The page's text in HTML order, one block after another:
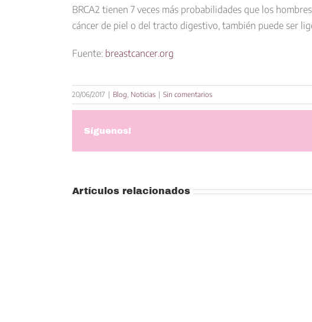
BRCA2 tienen 7 veces más probabilidades que los
cáncer de piel o del tracto digestivo, también puede ser
Fuente: breastcancer.org
20/06/2017 | Blog, Noticias | Sin comentarios
Síguenos!
Artículos relacionados